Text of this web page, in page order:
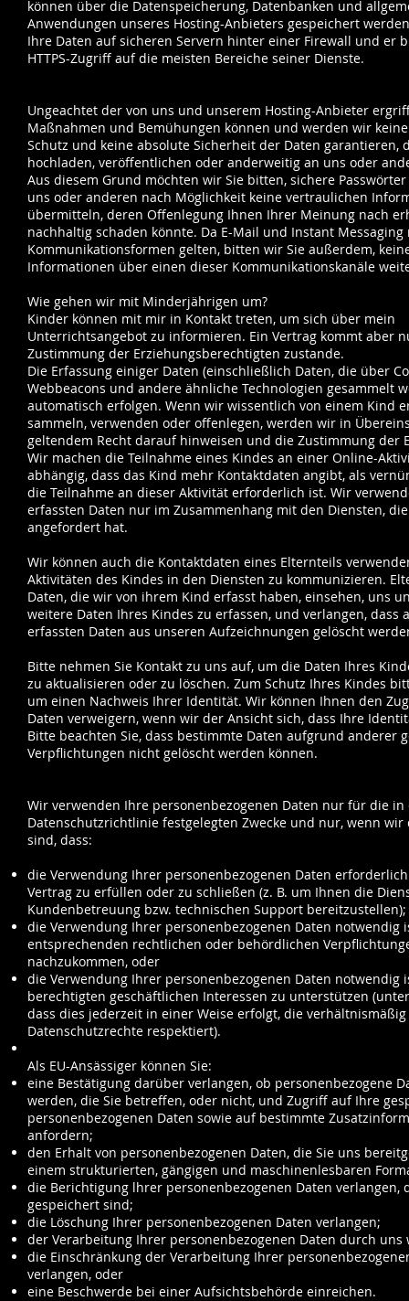
können über die Datenspeicherung, Datenbanken und
Anwendungen unseres Hosting-Anbieters gespeichert
Ihre Daten auf sicheren Servern hinter einer Firewall und er
HTTPS-Zugriff auf die meisten Bereiche seiner Dienste.
Ungeachtet der von uns und unserem Hosting-Anbieter
Maßnahmen und Bemühungen können und werden wir
Schutz und keine absolute Sicherheit der Daten garantieren,
hochladen, veröffentlichen oder anderweitig an uns oder
Aus diesem Grund möchten wir Sie bitten, sichere
uns oder anderen nach Möglichkeit keine vertraulichen
übermitteln, deren Offenlegung Ihnen Ihrer Meinung nach
nachhaltig schaden könnte. Da E-Mail und Instant
Kommunikationsformen gelten, bitten wir Sie außerdem,
Informationen über einen dieser Kommunikationskanäle
Wie gehen wir mit Minderjährigen um?
Kinder können mit mir in Kontakt treten, um sich über mein
Unterrichtsangebot zu informieren. Ein Vertrag kommt aber
Zustimmung der Erziehungsberechtigten zustande.
Die Erfassung einiger Daten (einschließlich Daten, die über
Webbeacons und andere ähnliche Technologien gesammelt
automatisch erfolgen. Wenn wir wissentlich von einem Kind
sammeln, verwenden oder offenlegen, werden wir in
geltendem Recht darauf hinweisen und die Zustimmung der
Wir machen die Teilnahme eines Kindes an einer Online-
abhängig, dass das Kind mehr Kontaktdaten angibt, als
die Teilnahme an dieser Aktivität erforderlich ist. Wir
erfassten Daten nur im Zusammenhang mit den Diensten,
angefordert hat.
Wir können auch die Kontaktdaten eines Elternteils
Aktivitäten des Kindes in den Diensten zu kommunizieren.
Daten, die wir von ihrem Kind erfasst haben, einsehen, uns
weitere Daten Ihres Kindes zu erfassen, und verlangen, dass
erfassten Daten aus unseren Aufzeichnungen gelöscht
Bitte nehmen Sie Kontakt zu uns auf, um die Daten Ihres
zu aktualisieren oder zu löschen. Zum Schutz Ihres Kindes
um einen Nachweis Ihrer Identität. Wir können Ihnen den
Daten verweigern, wenn wir der Ansicht sich, dass Ihre
Bitte beachten Sie, dass bestimmte Daten aufgrund anderer
Verpflichtungen nicht gelöscht werden können.
Wir verwenden Ihre personenbezogenen Daten nur für die in
Datenschutzrichtlinie festgelegten Zwecke und nur, wenn wir
sind, dass:
die Verwendung Ihrer personenbezogenen Daten
Vertrag zu erfüllen oder zu schließen (z. B. um Ihnen die
Kundenbetreuung bzw. technischen Support bereitzustellen);
die Verwendung Ihrer personenbezogenen Daten notwendig
entsprechenden rechtlichen oder behördlichen
nachzukommen, oder
die Verwendung Ihrer personenbezogenen Daten notwendig
berechtigten geschäftlichen Interessen zu unterstützen
dass dies jederzeit in einer Weise erfolgt, die
Datenschutzrechte respektiert).
Als EU-Ansässiger können Sie:
eine Bestätigung darüber verlangen, ob personenbezogene
werden, die Sie betreffen, oder nicht, und Zugriff auf Ihre
personenbezogenen Daten sowie auf bestimmte
anfordern;
den Erhalt von personenbezogenen Daten, die Sie uns
einem strukturierten, gängigen und maschinenlesbaren
die Berichtigung lhrer personenbezogenen Daten verlangen,
gespeichert sind;
die Löschung Ihrer personenbezogenen Daten verlangen;
der Verarbeitung Ihrer personenbezogenen Daten durch uns
die Einschränkung der Verarbeitung Ihrer
verlangen, oder
eine Beschwerde bei einer Aufsichtsbehörde einreichen.